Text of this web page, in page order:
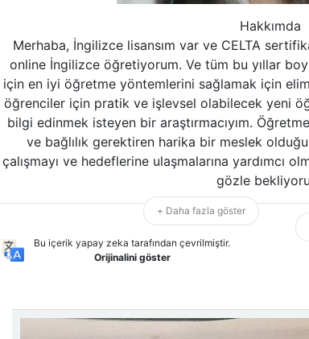
Hakkımda
Merhaba, İngilizce lisansım var ve CELTA
online İngilizce öğretiyorum. Ve tüm bu yıllar
için en iyi öğretme yöntemlerini sağlamak için
öğrenciler için pratik ve işlevsel olabilecek yeni
bilgi edinmek isteyen bir araştırmacıyım.
ve bağlılık gerektiren harika bir meslek
çalışmayı ve hedeflerine ulaşmalarına yardımcı
gözle
Bu içerik yapay zeka tarafından çevrilmiştir.
Orijinalini göster
+ Daha fazla göster